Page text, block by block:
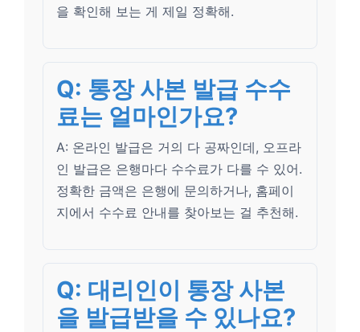
을 확인해 보는 게 제일 정확해.
Q: 통장 사본 발급 수수
료는 얼마인가요?
A: 온라인 발급은 거의 다 공짜인데, 오프라
인 발급은 은행마다 수수료가 다를 수 있어.
정확한 금액은 은행에 문의하거나, 홈페이
지에서 수수료 안내를 찾아보는 걸 추천해.
Q: 대리인이 통장 사본
을 발급받을 수 있나요?